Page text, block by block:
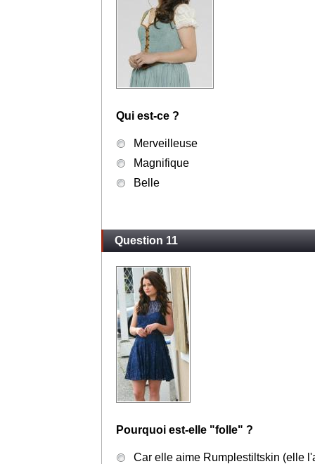
Qui est-ce ?
Merveilleuse
Magnifique
Belle
Question 11
Pourquoi est-elle "folle" ?
Car elle aime Rumplestiltskin (elle